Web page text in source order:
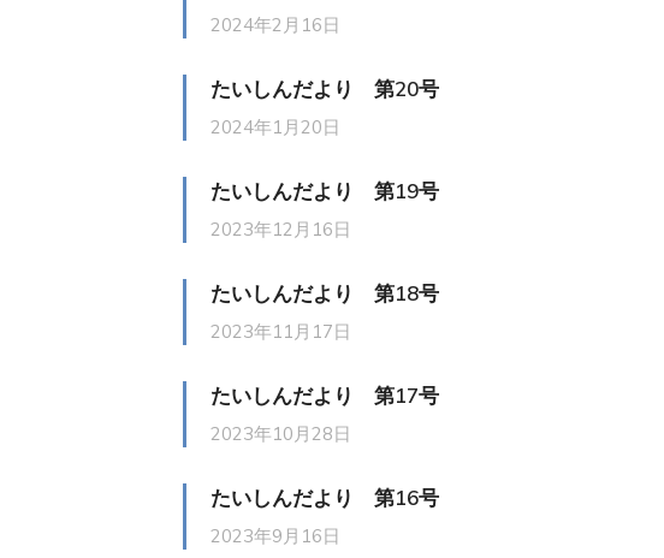
2024年2月16日
たいしんだより 第20号
2024年1月20日
たいしんだより 第19号
2023年12月16日
たいしんだより 第18号
2023年11月17日
たいしんだより 第17号
2023年10月28日
たいしんだより 第16号
2023年9月16日